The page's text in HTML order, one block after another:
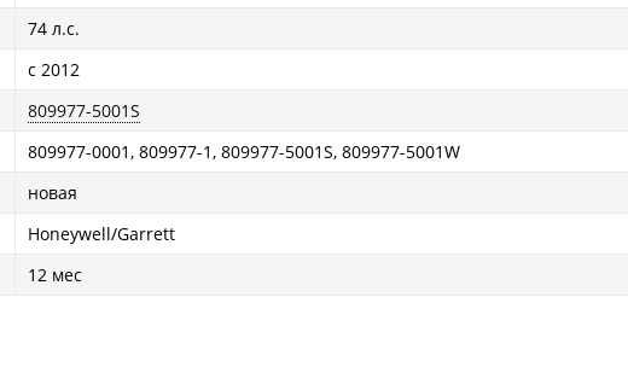
74 л.с.
с 2012
809977-5001S
809977-0001, 809977-1, 809977-5001S, 809977-5001W
новая
Honeywell/Garrett
12 мес